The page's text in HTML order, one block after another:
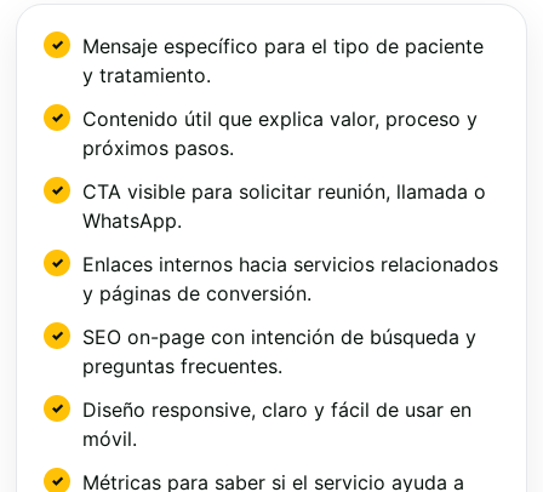
Mensaje específico para el tipo de paciente
y tratamiento.
Contenido útil que explica valor, proceso y
próximos pasos.
CTA visible para solicitar reunión, llamada o
WhatsApp.
Enlaces internos hacia servicios relacionados
y páginas de conversión.
SEO on-page con intención de búsqueda y
preguntas frecuentes.
Diseño responsive, claro y fácil de usar en
móvil.
Métricas para saber si el servicio ayuda a